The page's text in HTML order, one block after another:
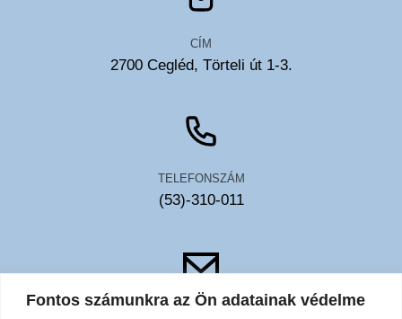
Fontos számunkra az Ön adatainak védelme
CÍM
2700 Cegléd, Törteli út 1-3.
TELEFONSZÁM
(53)-310-011